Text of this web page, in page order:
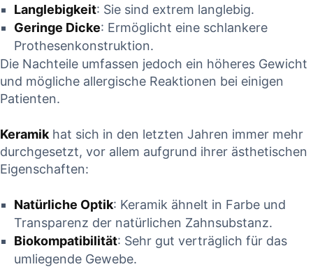
Langlebigkeit:⁢ Sie sind extrem‌ langlebig.
Geringe ‍Dicke: ‍Ermöglicht⁣ eine ​schlankere
Prothesenkonstruktion.
Die Nachteile⁤ umfassen jedoch ein höheres Gewicht
und mögliche allergische Reaktionen bei einigen
Patienten.
Keramik hat sich ⁣in den​ letzten Jahren immer mehr
durchgesetzt, ‌vor⁣ allem aufgrund ihrer ästhetischen
Eigenschaften:
Natürliche Optik:​ Keramik ‌ähnelt in Farbe und
Transparenz‌ der natürlichen Zahnsubstanz.
Biokompatibilität: Sehr gut ​verträglich für das
umliegende Gewebe.